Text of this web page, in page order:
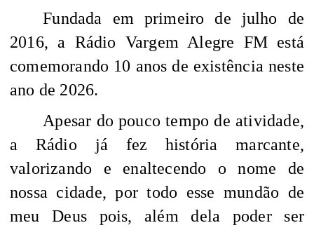
Fundada em primeiro de julho de
2016, a Rádio Vargem Alegre FM está
comemorando 10 anos de existência neste
ano de 2026.
Apesar do pouco tempo de atividade,
a Rádio já fez história marcante,
valorizando e enaltecendo o nome de
nossa cidade, por todo esse mundão de
meu Deus pois, além dela poder ser